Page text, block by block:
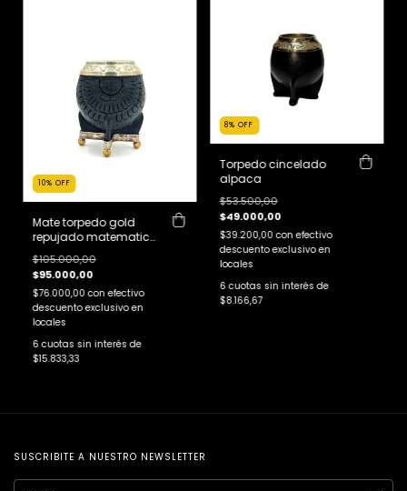
10% OFF
Mate torpedo gold
repujado matematico
exclusivo
$105.000,00
$95.000,00
$76.000,00con efectivo
descuento exclusivo en
locales
6 cuotas sin interés de
$15.833,33
8%OFF
Torpedo cincelado
alpaca
$53.500,00
$49.000,00
$39.200,00con efectivo
descuento exclusivo en
locales
6 cuotas sin interés de
$8.166,67
SUSCRIBITE A NUESTRO NEWSLETTER